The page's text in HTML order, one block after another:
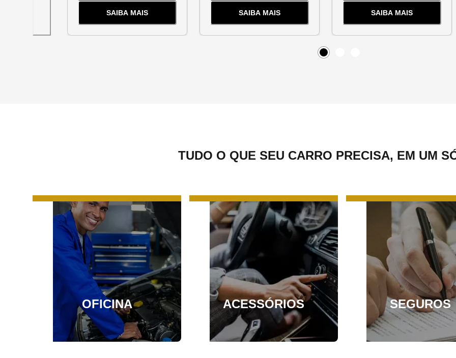
SAIBA MAIS
SOBRE TRACKER 1.2 TURBO FLEX PREMIER AUTOMÁTICO
SAIBA MAIS
SOBRE HB20 1.0 12V FLEX COMFORT MANUAL
SAIBA MAIS
SOBRE ARGO
TUDO O QUE SEU CARRO PRECISA, EM UM
OFICINA ACESSÓRIOS SEGUROS